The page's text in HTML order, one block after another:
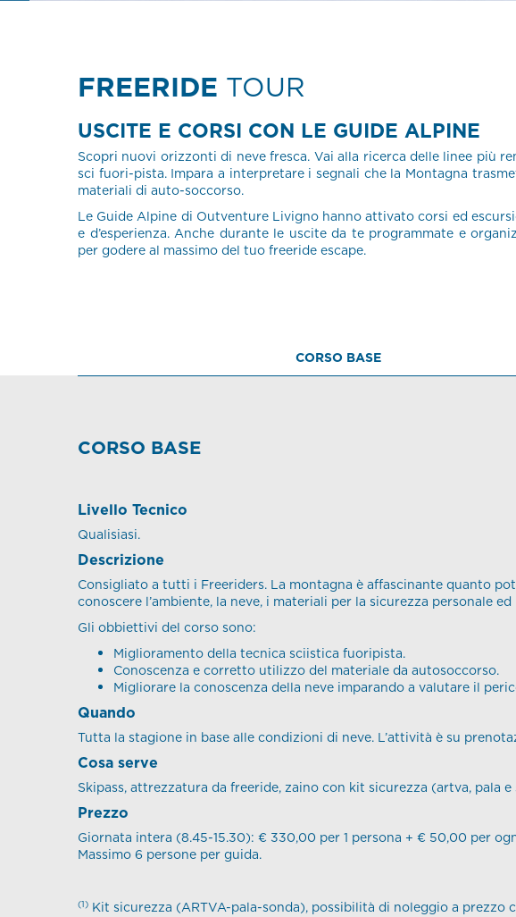
FREERIDE TOUR
USCITE E CORSI CON LE GUIDE ALPINE
Scopri nuovi orizzonti di neve fresca. Vai alla ricerca delle linee più
sci fuori-pista. Impara a interpretare i segnali che la Montagna
materiali di auto-soccorso.
Le Guide Alpine di Outventure Livigno hanno attivato corsi ed
e d’esperienza. Anche durante le uscite da te programmate e
per godere al massimo del tuo freeride escape.
CORSO BASE
CORSO BASE
Livello Tecnico
Qualisiasi.
Descrizione
Consigliato a tutti i Freeriders. La montagna è affascinante quanto
conoscere l’ambiente, la neve, i materiali per la sicurezza personale
Gli obbiettivi del corso sono:
Miglioramento della tecnica sciistica fuoripista.
Conoscenza e corretto utilizzo del materiale da autosoccorso.
Migliorare la conoscenza della neve imparando a valutare il
Quando
Tutta la stagione in base alle condizioni di neve. L’attività è su
Cosa serve
Skipass, attrezzatura da freeride, zaino con kit sicurezza (artva, pala e
Prezzo
Giornata intera (8.45-15.30): € 330,00 per 1 persona + € 50,00 per
Massimo 6 persone per guida.
(1) Kit sicurezza (ARTVA-pala-sonda), possibilità di noleggio a prezzo